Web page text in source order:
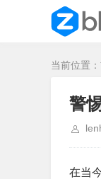
当前位置：
警
在当